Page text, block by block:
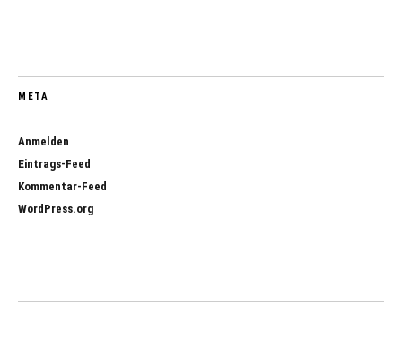
META
Anmelden
Eintrags-Feed
Kommentar-Feed
WordPress.org